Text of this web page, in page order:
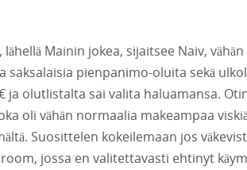
Mainin jokea, sijaitsee Naiv,
saksalaisia pienpanimo-oluita sekä
ja olutlistalta sai valita haluamansa.
oli vähän normaalia makeampaa
Suosittelen kokeilemaan jos
jossa en valitettavasti ehtinyt